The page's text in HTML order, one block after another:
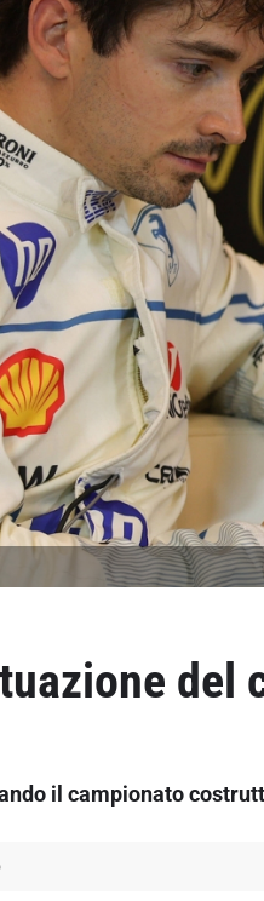
del
il campionato